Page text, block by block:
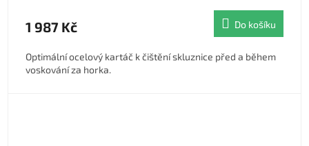
1 987 Kč Do košíku
Optimální ocelový kartáč k čištění skluznice před a během
voskování za horka.